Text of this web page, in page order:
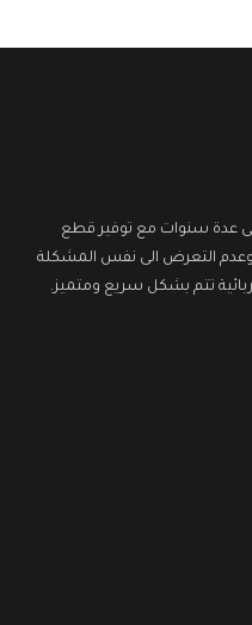
عدة سنوات مع توفير قطع
وعدم التعرض الى نفس المشكلة
تتم بشكل سريع ومتميز.